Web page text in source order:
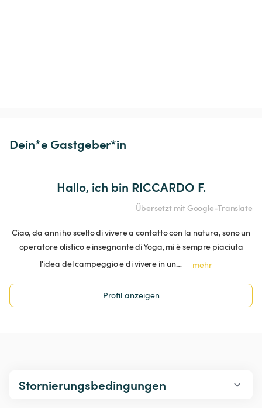
Dein*e Gastgeber*in
Hallo, ich bin RICCARDO F.
Übersetzt mit Google-Translate
Ciao, da anni ho scelto di vivere a contatto con la natura, sono un
operatore olistico e insegnante di Yoga, mi è sempre piaciuta
l'idea del campeggio e di vivere in un…
mehr
Profil anzeigen
Stornierungsbedingungen